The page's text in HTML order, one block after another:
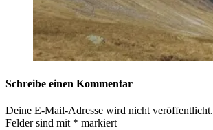
Schreibe einen Kommentar
Deine E-Mail-Adresse wird nicht veröffentlicht.
Felder sind mit * markiert